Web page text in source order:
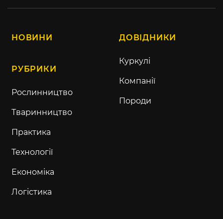
НОВИНИ
РУБРИКИ
Рослинництво
Тваринництво
Практика
Технології
Економіка
Логістика
ДОВІДНИКИ
Куркулі
Компанії
Породи